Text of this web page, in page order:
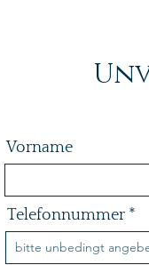
Vorname
Telefonnummer